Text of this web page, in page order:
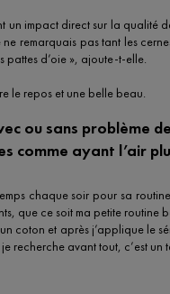
un impact direct sur la
remarquais pas tant les
pattes d’oie », ajoute-t-elle.
le repos et une belle beau.
ou sans problème
comme ayant l’air
chaque soir pour sa
que ce soit ma petite
coton et après j’applique le
recherche avant tout, c’est un